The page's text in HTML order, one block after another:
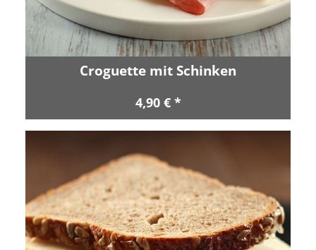
Croguette mit Schinken
4,90 € *